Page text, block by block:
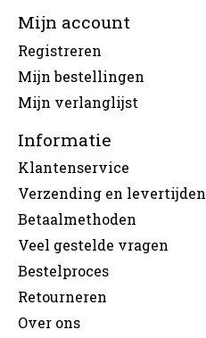
Mijn account
Registreren
Mijn bestellingen
Mijn verlanglijst
Informatie
Klantenservice
Verzending en levertijden
Betaalmethoden
Veel gestelde vragen
Bestelproces
Retourneren
Over ons